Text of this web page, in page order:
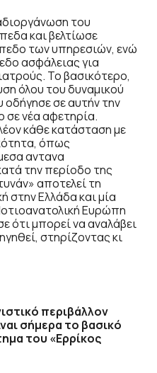
του
και βελτίωσε
των υπηρεσιών, ενώ
ασφάλειας για
Το βασικότερο,
όλου του δυναμικού
σε αυτήν την
σε νέα αφετηρία.
κάθε κατάσταση με
όπως
αντανα
την περίοδο της
αποτελεί τη
στην Ελλάδα και μία
Ευρώπη
ότι μπορεί να αναλάβει
στηρίζοντας κι
περιβάλλον
σήμερα το βασικό
του «Ερρίκος